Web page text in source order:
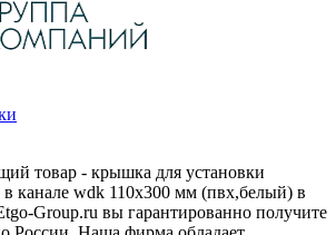
товар - крышка для установки
канале wdk 110x300 мм (пвх,белый) в
Group.ru вы гарантированно получите